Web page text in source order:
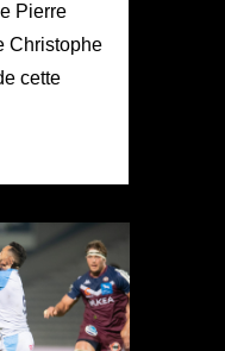
Pierre
Christophe
cette